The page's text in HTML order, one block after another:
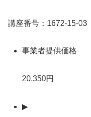
講座番号：1672-15-03
事業者提供価格
20,350円
▶